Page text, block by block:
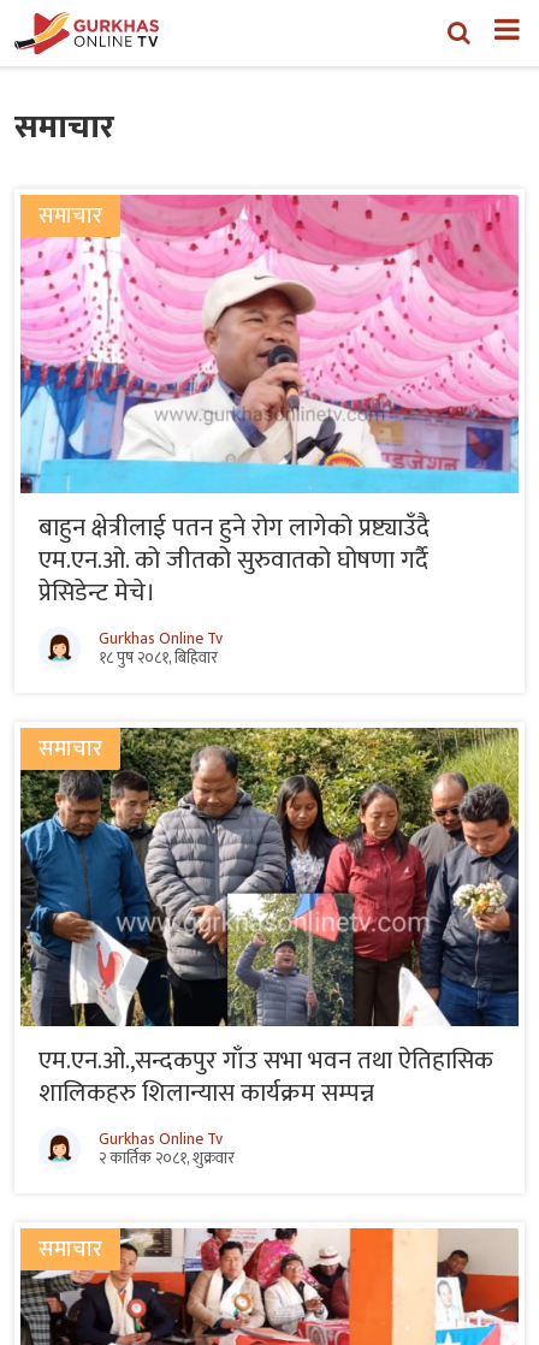
समाचार
समाचार
बाहुन क्षेत्रीलाई पतन हुने रोग लागेको प्रष्ट्याउँदै
एम.एन.ओ. को जीतको सुरुवातको घोषणा गर्दै
प्रेसिडेन्ट मेचे।
Gurkhas Online Tv
१८ पुष २०८१, बिहिवार
समाचार
एम.एन.ओ.,सन्दकपुर गाँउ सभा भवन तथा ऐतिहासिक
शालिकहरु शिलान्यास कार्यक्रम सम्पन्न
Gurkhas Online Tv
२ कार्तिक २०८१, शुक्रवार
समाचार